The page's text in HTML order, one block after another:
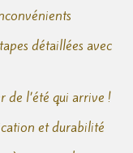
détaillées avec
l’été qui arrive !
et durabilité